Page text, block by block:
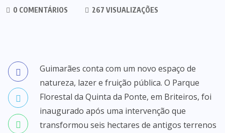
0 COMENTÁRIOS
267 VISUALIZAÇÕES
Guimarães conta com um novo espaço de
natureza, lazer e fruição pública. O Parque
Florestal da Quinta da Ponte, em Briteiros, foi
inaugurado após uma intervenção que
transformou seis hectares de antigos terrenos